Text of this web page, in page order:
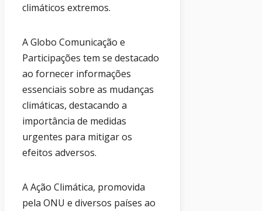
climáticos extremos.
A Globo Comunicação e
Participações tem se destacado
ao fornecer informações
essenciais sobre as mudanças
climáticas, destacando a
importância de medidas
urgentes para mitigar os
efeitos adversos.
A Ação Climática, promovida
pela ONU e diversos países ao